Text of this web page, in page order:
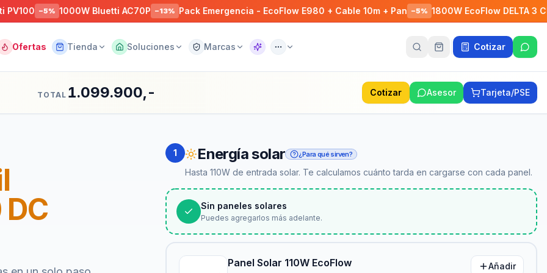
−5% 1000W Bluetti AC70P −13% Pack Emergencia - EcoFlow E980 + Cable 10m + Pan − 5% 1800W EcoFlow DELTA 3 Classic
Ofertas Tienda Soluciones Marcas Asistente Cotizar
TOTAL 1.099.900,- Cotizar Asesor Tarjeta/PSE
1 Energía solar ¿Para qué sirven?
Hasta 110W de entrada solar. Te calculamos cuánto tarda en cargarse con cada panel.
Sin paneles solares
Puedes agregarlos más adelante.
Panel Solar 110W EcoFlow Añadir